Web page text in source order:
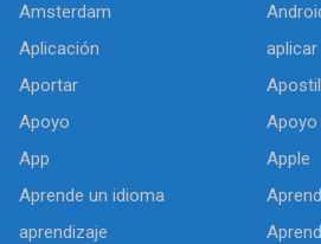
Amsterdam
Aplicación
aplicar
Aportar
Apoyo
App
Apple
Aprende un idioma
aprendizaje